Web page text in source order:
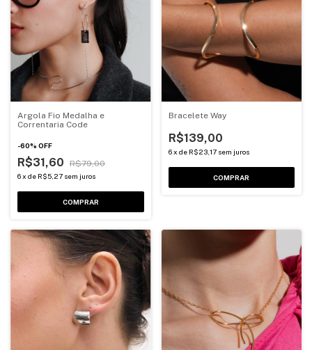
Argola Fio Medalha e
Correntaria Code
-60% OFF
R$31,60 R$79,00
6x de R$5,27 sem juros
COMPRAR
Bracelete Way
R$139,00
6 x de R$23,17 sem juros
COMPRAR